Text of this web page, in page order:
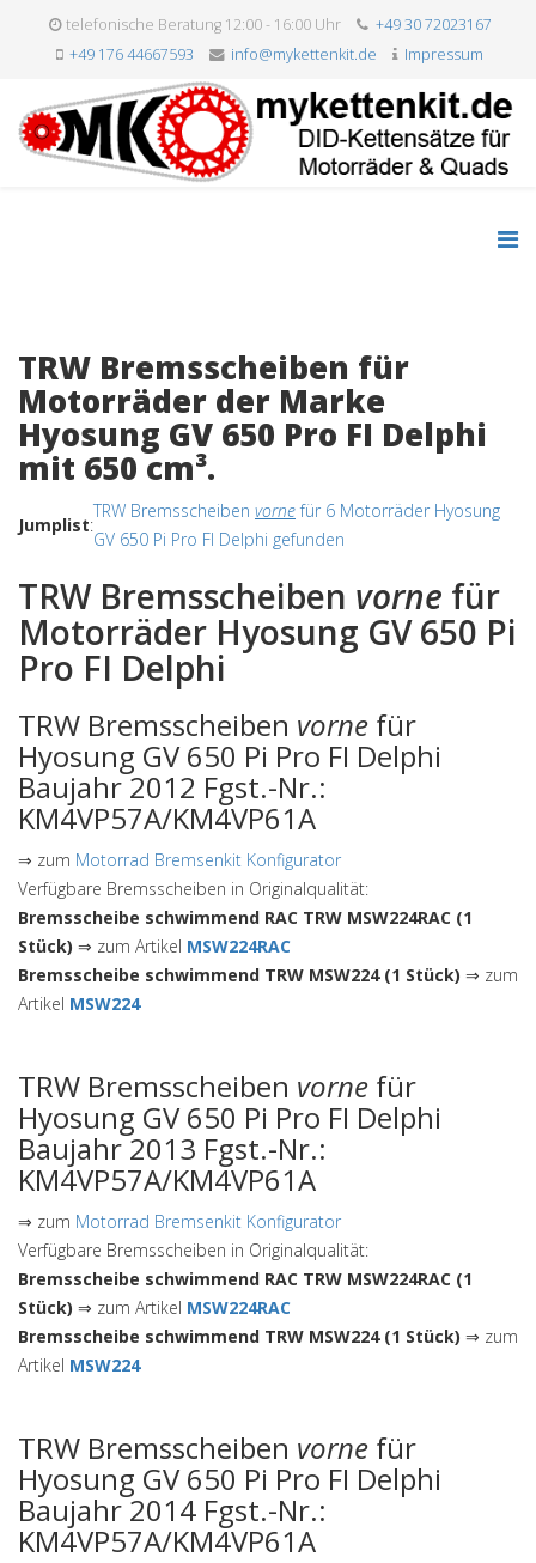
telefonische Beratung 12:00 - 16:00 Uhr
+49 30 72023167
+49 176 44667593
info@mykettenkit.de Impressum
TRW Bremsscheiben für
Motorräder der Marke
Hyosung GV 650 Pro FI Delphi
mit 650 cm³.
Jumplist:
TRW Bremsscheiben vornefür 6 Motorräder Hyosung
GV 650 Pi Pro FI Delphi gefunden
TRW Bremsscheiben vorne für
Motorräder Hyosung GV 650 Pi
Pro FI Delphi
TRW Bremsscheiben vorne für
Hyosung GV 650 Pi Pro FI Delphi
Baujahr 2012 Fgst.-Nr.:
KM4VP57A/KM4VP61A
⇒ zum Motorrad Bremsenkit Konfigurator
Verfügbare Bremsscheiben in Originalqualität:
Bremsscheibe schwimmend RAC TRW MSW224RAC (1
Stück) ⇒ zum Artikel MSW224RAC
Bremsscheibe schwimmend TRW MSW224 (1 Stück) ⇒ zum
Artikel MSW224
TRW Bremsscheiben vorne für
Hyosung GV 650 Pi Pro FI Delphi
Baujahr 2013 Fgst.-Nr.:
KM4VP57A/KM4VP61A
⇒ zum Motorrad Bremsenkit Konfigurator
Verfügbare Bremsscheiben in Originalqualität:
Bremsscheibe schwimmend RAC TRW MSW224RAC (1
Stück) ⇒ zum Artikel MSW224RAC
Bremsscheibe schwimmend TRW MSW224 (1 Stück) ⇒ zum
Artikel MSW224
TRW Bremsscheiben vorne für
Hyosung GV 650 Pi Pro FI Delphi
Baujahr 2014 Fgst.-Nr.:
KM4VP57A/KM4VP61A